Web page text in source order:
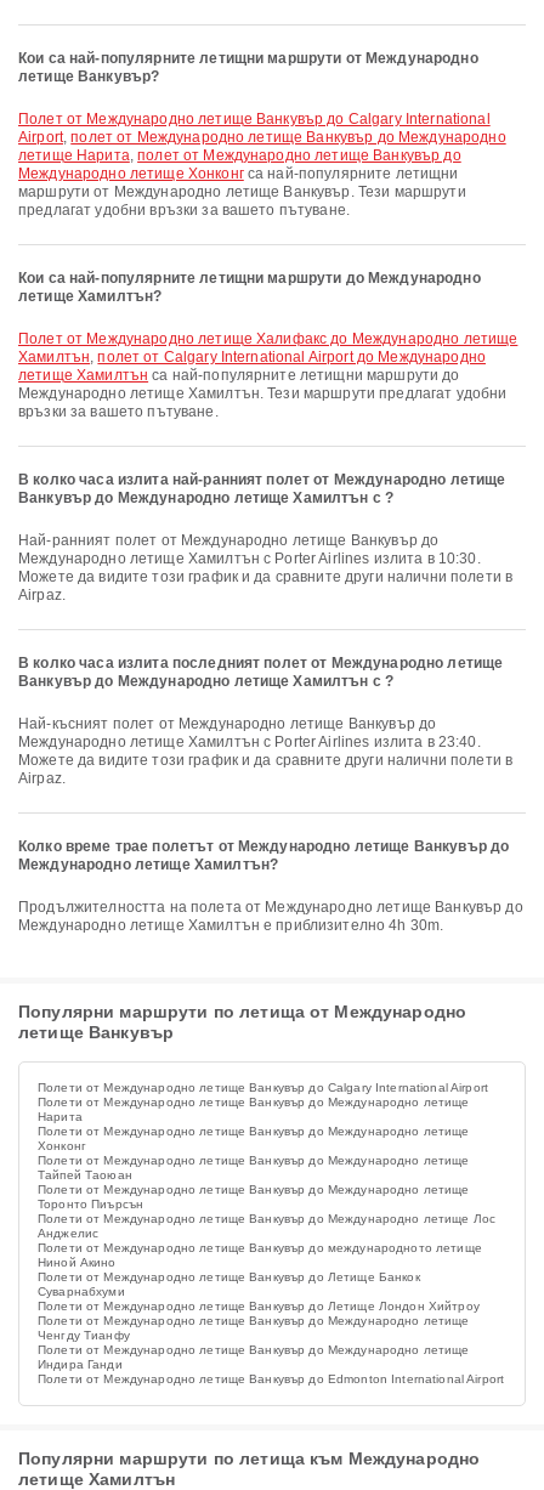
Кои са най-популярните летищни маршрути от Международно
летище Ванкувър?
полет от Международно летище Ванкувър до Calgary International
Airport,полет от Международно летище Ванкувър до Международно
летище Нарита,полет от Международно летище Ванкувър до
Международно летище Хонконгса най-популярните летищни
маршрути от Международно летище Ванкувър. Тези маршрути
предлагат удобни връзки за вашето пътуване.
Кои са най-популярните летищни маршрути до Международно
летище Хамилтън?
полет от Международно летище Халифакс до Международно летище
Хамилтън,полет от Calgary International Airport до Международно
летище Хамилтън са най-популярните летищни маршрути до
Международно летище Хамилтън. Тези маршрути предлагат удобни
връзки за вашето пътуване.
В колко часа излита най-ранният полет от Международно летище
Ванкувър до Международно летище Хамилтън с ?
Най-ранният полет от Международно летище Ванкувър до
Международно летище Хамилтън с Porter Airlines излита в 10:30.
Можете да видите този график и да сравните други налични полети в
Airpaz.
В колко часа излита последният полет от Международно летище
Ванкувър до Международно летище Хамилтън с ?
Най-късният полет от Международно летище Ванкувър до
Международно летище Хамилтън с Porter Airlines излита в 23:40.
Можете да видите този график и да сравните други налични полети в
Airpaz.
Колко време трае полетът от Международно летище Ванкувър до
Международно летище Хамилтън?
Продължителността на полета от Международно летище Ванкувър до
Международно летище Хамилтън е приблизително 4h 30m.
Популярни маршрути по летища от Международно
летище Ванкувър
Полети от Международно летище Ванкувър до Calgary International Airport
Полети от Международно летище Ванкувър до Международно летище
Нарита
Полети от Международно летище Ванкувър до Международно летище
Хонконг
Полети от Международно летище Ванкувър до Международно летище
Тайпей Таоюан
Полети от Международно летище Ванкувър до Международно летище
Торонто Пиърсън
Полети от Международно летище Ванкувър до Международно летище Лос
Анджелис
Полети от Международно летище Ванкувър до международното летище
Ниной Акино
Полети от Международно летище Ванкувър до Летище Банкок
Суварнабхуми
Полети от Международно летище Ванкувър до Летище Лондон Хийтроу
Полети от Международно летище Ванкувър до Международно летище
Ченгду Тианфу
Полети от Международно летище Ванкувър до Международно летище
Индира Ганди
Полети от Международно летище Ванкувър до Edmonton International Airport
Популярни маршрути по летища към Международно
летище Хамилтън